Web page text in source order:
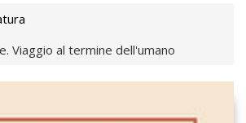
Viaggio al termine dell'umano